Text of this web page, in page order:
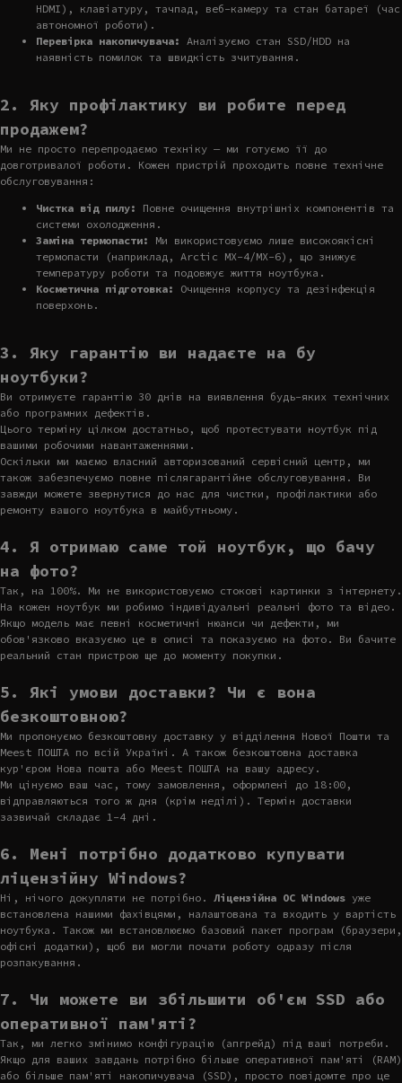
HDMI), клавіатуру, тачпад, веб-камеру та стан батареї (час
автономної роботи).
Перевірка накопичувача:
Аналізуємо стан SSD/HDD на
наявність помилок та швидкість зчитування.
2. Яку профілактику ви робите перед
продажем?
Ми не просто перепродаємо техніку — ми готуємо її до
довготривалої роботи. Кожен пристрій проходить повне технічне
обслуговування:
Чистка від пилу:
Повне очищення внутрішніх компонентів та
системи охолодження.
Заміна термопасти:
Ми використовуємо лише високоякісні
термопасти (наприклад, Arctic MX-4/MX-6), що знижує
температуру роботи та подовжує життя ноутбука.
Косметична підготовка:
Очищення корпусу та дезінфекція
поверхонь.
3. Яку гарантію ви надаєте на бу
ноутбуки?
Ви отримуєте гарантію 30 днів на виявлення будь-яких технічних
або програмних дефектів.
Цього терміну цілком достатньо, щоб протестувати ноутбук під
вашими робочими навантаженнями.
Оскільки ми маємо власний авторизований сервісний центр, ми
також забезпечуємо повне післягарантійне обслуговування. Ви
завжди можете звернутися до нас для чистки, профілактики або
ремонту вашого ноутбука в майбутньому.
4. Я отримаю саме той ноутбук, що бачу
на фото?
Так, на 100%. Ми не використовуємо стокові картинки з інтернету.
На кожен ноутбук ми робимо індивідуальні реальні фото та відео.
Якщо модель має певні косметичні нюанси чи дефекти, ми
обов'язково вказуємо це в описі та показуємо на фото. Ви бачите
реальний стан пристрою ще до моменту покупки.
5. Які умови доставки? Чи є вона
безкоштовною?
Ми пропонуємо безкоштовну доставку у відділення Нової Пошти та
Meest ПОШТА по всій Україні. А також безкоштовна доставка
кур'єром Нова пошта або Meest ПОШТА на вашу адресу.
Ми цінуємо ваш час, тому замовлення, оформлені до 18:00,
відправляються того ж дня (крім неділі). Термін доставки
зазвичай складає 1-4 дні.
6. Мені потрібно додатково купувати
ліцензійну Windows?
Ні, нічого докупляти не потрібно. Ліцензійна ОС Windows уже
встановлена нашими фахівцями, налаштована та входить у вартість
ноутбука. Також ми встановлюємо базовий пакет програм (браузери,
офісні додатки), щоб ви могли почати роботу одразу після
розпакування.
7. Чи можете ви збільшити об'єм SSD або
оперативної пам'яті?
Так, ми легко змінимо конфігурацію (апгрейд) під ваші потреби.
Якщо для ваших завдань потрібно більше оперативної пам'яті (RAM)
або більше пам'яті накопичувача (SSD), просто повідомте про це